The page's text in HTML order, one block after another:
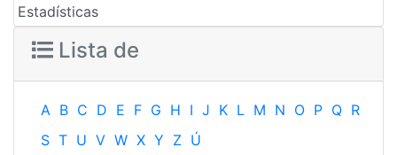
Estadísticas
Lista de
A B C D E F G H I J K L M N O P Q R
S T U V W X Y Z Ú